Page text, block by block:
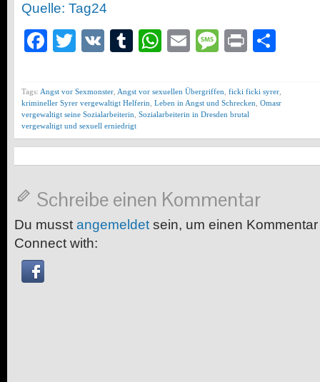
Quelle: Tag24
Facebook
Twitter
VK Tumblr
WhatsApp
EmailMessage
Print
Tags: Angst vor Sexmonster Angst vor sexuellen Übergriffen ficki ficki syrer
krimineller Syrer vergewaltigt Helferin Leben in Angst und Schrecken Omasr
vergewaltigt seine Sozialarbeiterin Sozialarbeiterin in Dresden brutal
vergewaltigt und sexuell erniedrigt
Schreibe einen Kommentar
Du musst angemeldet sein, um einen
Connect with: